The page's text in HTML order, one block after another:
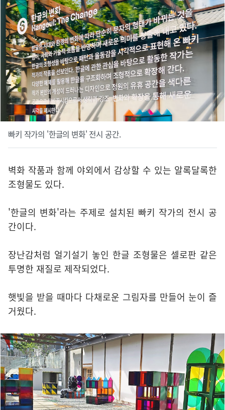
빠키 작가의 '한글의 변화' 전시 공간.
벽화 작품과 함께 야외에서 감상할 수 있는 알록달록한
조형물도 있다.
'한글의 변화'라는 주제로 설치된 빠키 작가의 전시 공
간이다.
장난감처럼 얼기설기 놓인 한글 조형물은 셀로판 같은
투명한 재질로 제작되었다.
햇빛을 받을 때마다 다채로운 그림자를 만들어 눈이 즐
거웠다.